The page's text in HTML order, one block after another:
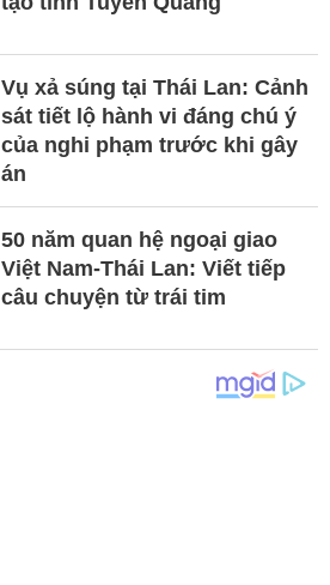
Vụ xả súng tại Thái Lan: Cảnh
sát tiết lộ hành vi đáng chú ý
của nghi phạm trước khi gây
án
50 năm quan hệ ngoại giao
Việt Nam-Thái Lan: Viết tiếp
câu chuyện từ trái tim